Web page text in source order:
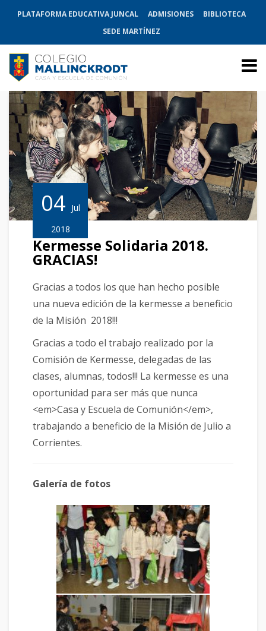
PLATAFORMA EDUCATIVA JUNCAL ADMISIONES
BIBLIOTECA
SEDE MARTÍNEZ
04 Jul
2018
Kermesse Solidaria 2018.
GRACIAS!
Gracias a todos los que han hecho posible
una nueva edición de la kermesse a beneficio
de la Misión 2018!!!
Gracias a todo el trabajo realizado por la
Comisión de Kermesse, delegadas de las
clases, alumnas, todos!!! La kermesse es una
oportunidad para ser más que nunca
<em>Casa y Escuela de Comunión</em>,
trabajando a beneficio de la Misión de Julio a
Corrientes.
Galería de fotos